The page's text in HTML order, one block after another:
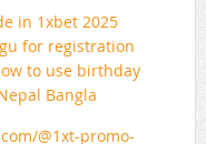
in 1xbet 2025
for registration
to use birthday
Bangla
@1xt-promo-